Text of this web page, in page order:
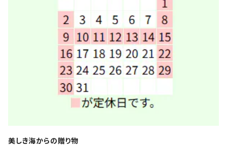
美しき海からの贈り物